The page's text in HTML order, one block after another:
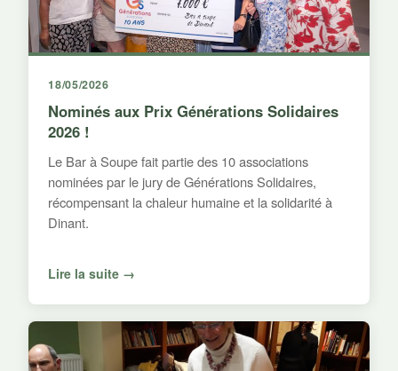
18/05/2026
Nominés aux Prix Générations Solidaires
2026 !
Le Bar à Soupe fait partie des 10 associations
nominées par le jury de Générations Solidaires,
récompensant la chaleur humaine et la solidarité à
Dinant.
Lire la suite →